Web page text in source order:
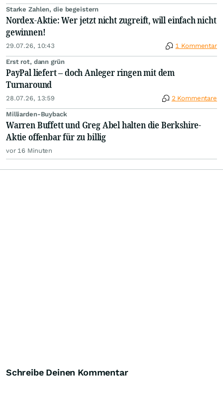
Starke Zahlen, die begeistern
Nordex-Aktie: Wer jetzt nicht zugreift, will einfach nicht
gewinnen!
29.07.26, 10:43 1 Kommentar
Erst rot, dann grün
PayPal liefert – doch Anleger ringen mit dem
Turnaround
28.07.26, 13:59 2 Kommentare
Milliarden-Buyback
Warren Buffett und Greg Abel halten die Berkshire-
Aktie offenbar für zu billig
vor 16 Minuten
Schreibe Deinen Kommentar